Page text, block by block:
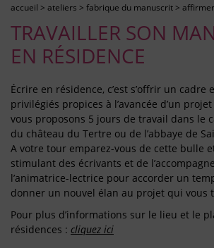
accueil > ateliers > fabrique du manuscrit>
TRAVAILLER SON
EN RÉSIDENCE
Écrire en résidence, c’est s’offrir un cadre
privilégiés propices à l’avancée d’un
vous proposons 5 jours de travail dans le
du château du Tertre ou de l’abbaye de
A votre tour emparez-vous de cette bulle
stimulant des écrivants et de
l’animatrice-lectrice pour accorder un
donner un nouvel élan au projet qui vous
Pour plus d’informations sur le lieu et le
résidences : cliquez ici